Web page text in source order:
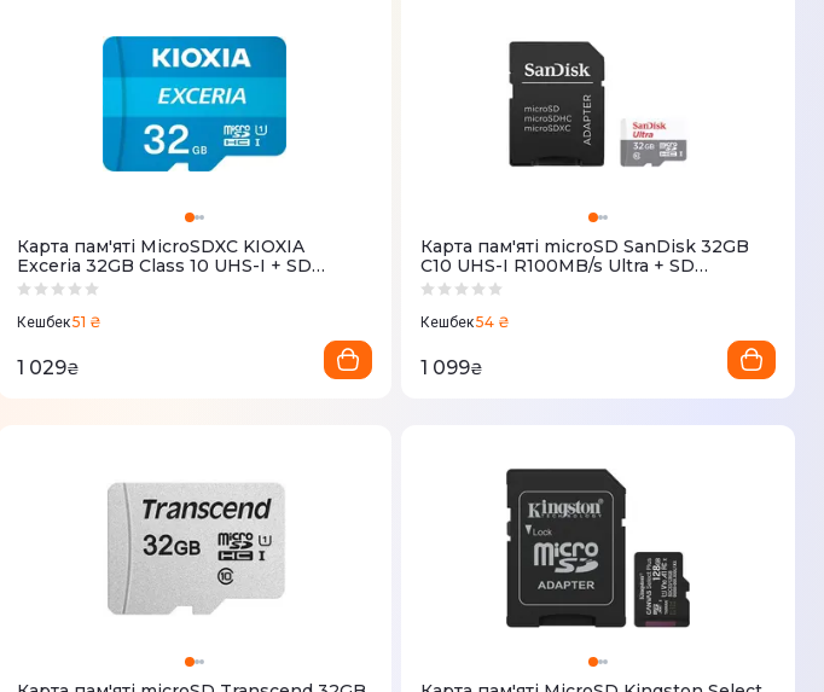
Карта пам'ятi MicroSDXC KIOXIA
Exceria 32GB Class 10 UHS-I + SD
Adapter (LMEX1L032GG2)
Кешбек51 ₴
1 029₴
Карта пам'яті microSD SanDisk 32GB
C10 UHS-I R100MB/s Ultra + SD
(SDSQUNR-032G-GN3MA)
Кешбек54 ₴
1 099₴